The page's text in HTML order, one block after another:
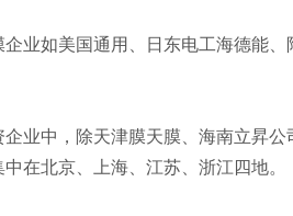
如美国通用、日东电工海德能、
中，除天津膜天膜、海南立昇公
在北京、上海、江苏、浙江四地。